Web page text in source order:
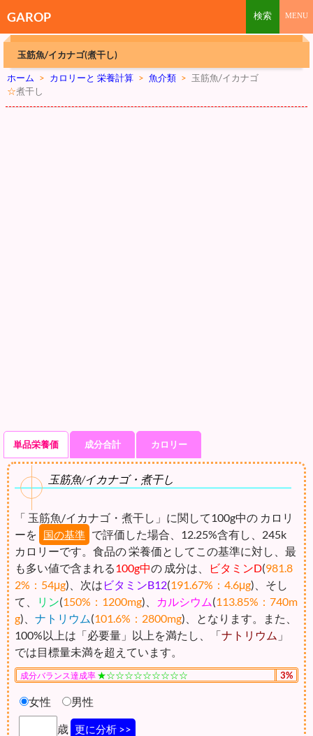
GAROP
玉筋魚/イカナゴ(煮干し)
ホーム > カロリーと 栄養計算 > 魚介類 > 玉筋魚/イカナゴ
☆煮干し
単品栄養価 成分合計 カロリー
玉筋魚/イカナゴ・煮干し
「 玉筋魚/イカナゴ・煮干し」に関して100g中の カロリ
ーを
国の基準 で評価した場合、12.25%含有し、245k
カロリーです。食品の 栄養価としてこの基準に対し、最
も多い値で含まれる100g中の 成分は、 ビタミンD(981.8
2%：54μg)、次は ビタミンB12(191.67%：4.6μg)、そし
て、
リン(150%：1200mg)、 カルシウム(113.85%：740m
g)、 ナトリウム(101.6%：2800mg)、となります。また、
100%以上は「必要量」以上を満たし、「ナトリウム 」
では目標量未満を超えています。
成分バランス達成率 ★☆☆☆☆☆☆☆☆☆ 3%
女性 男性
歳 更に分析 >>